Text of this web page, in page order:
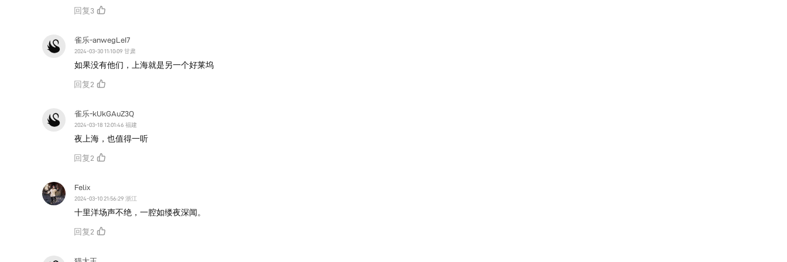
回复 3
雀乐-anwegLeI7
2024-03-30 11:10:09 甘肃
如果没有他们，上海就是另一个好莱坞
回复 2
雀乐-kUkGAuZ3Q
2024-03-18 12:01:46 福建
夜上海，也值得一听
回复 2
Felix
2024-03-10 21:56:29 浙江
十里洋场声不绝，一腔如缕夜深闻。
回复 2